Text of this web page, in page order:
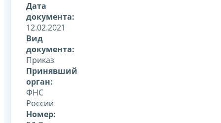
Дата
документа:
12.02.2021
Вид
документа:
Приказ
Принявший
орган:
ФНС
России
Номер: